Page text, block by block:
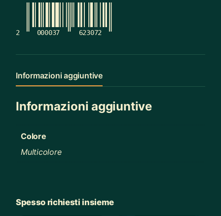
2 000037 623072
Informazioni aggiuntive
Informazioni aggiuntive
Colore
Multicolore
Spesso richiesti insieme